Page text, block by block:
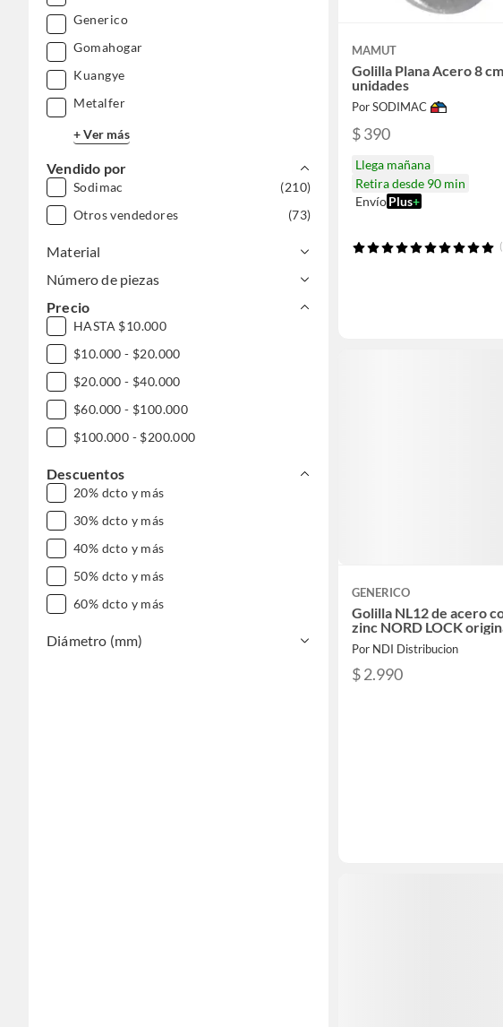
Generico
Gomahogar
Kuangye
Metalfer
+ Ver más
Vendido por
Sodimac
(210)
Otros vendedores
(73)
Material
Número de piezas
Precio
HASTA $10.000
$10.000 - $20.000
$20.000 - $40.000
$60.000 - $100.000
$100.000 - $200.000
Descuentos
20% dcto y más
30% dcto y más
40% dcto y más
50% dcto y más
60% dcto y más
Diámetro (mm)
MAMUT
Golilla Plana Acero 8
unidades
Por SODIMAC
$ 390
Llega mañana
Retira desde 90 min
EnvíoPlus+
GENERICO
Golilla NL12 de acero
zinc NORD LOCK
Por NDI Distribucion
$ 2.990